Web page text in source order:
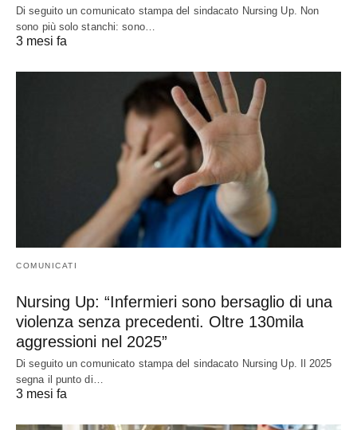
Di seguito un comunicato stampa del sindacato Nursing Up. Non
sono più solo stanchi: sono…
3 mesi fa
COMUNICATI
Nursing Up: “Infermieri sono bersaglio di una
violenza senza precedenti. Oltre 130mila
aggressioni nel 2025”
Di seguito un comunicato stampa del sindacato Nursing Up. Il 2025
segna il punto di…
3 mesi fa